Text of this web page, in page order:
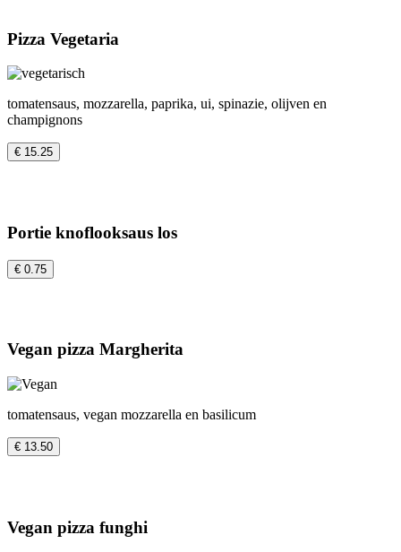
Pizza Vegetaria
tomatensaus, mozzarella, paprika, ui, spinazie, olijven en
champignons
€ 15.25
Portie knoflooksaus los
€ 0.75
Vegan pizza Margherita
tomatensaus, vegan mozzarella en basilicum
€ 13.50
Vegan pizza funghi